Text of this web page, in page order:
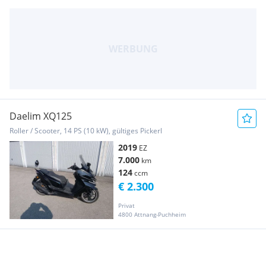
Daelim XQ125
Roller / Scooter, 14 PS (10 kW), gültiges Pickerl
2019 EZ
7.000 km
124ccm
Privat
4800 Attnang-Puchheim
€ 2.300